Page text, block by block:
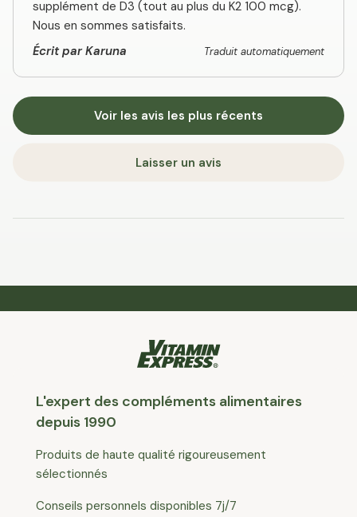
supplément de D3 (tout au plus du K2 100 mcg).
Nous en sommes satisfaits.
Écrit par Karuna
Traduit automatiquement
Voir les avis les plus récents
Laisser un avis
L'expert des compléments alimentaires
depuis 1990
Produits de haute qualité rigoureusement
sélectionnés
Conseils personnels disponibles 7j/7